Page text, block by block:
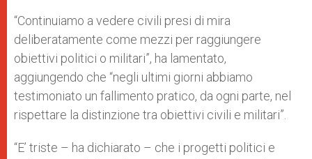
“Continuiamo a vedere civili presi di mira
deliberatamente come mezzi per raggiungere
obiettivi politici o militari”, ha lamentato,
aggiungendo che “negli ultimi giorni abbiamo
testimoniato un fallimento pratico, da ogni parte, nel
rispettare la distinzione tra obiettivi civili e militari”.
“E’ triste – ha dichiarato – che i progetti politici e